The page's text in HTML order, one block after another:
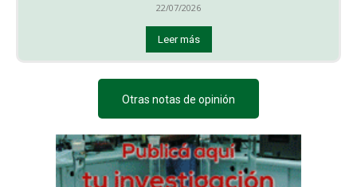
22/07/2026
Leer más
Otras notas de opinión